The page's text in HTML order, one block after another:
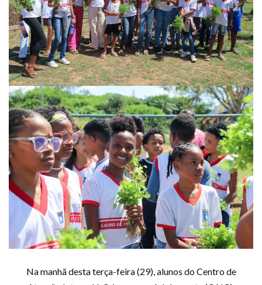
Na manhã desta terça-feira (29), alunos do Centro de